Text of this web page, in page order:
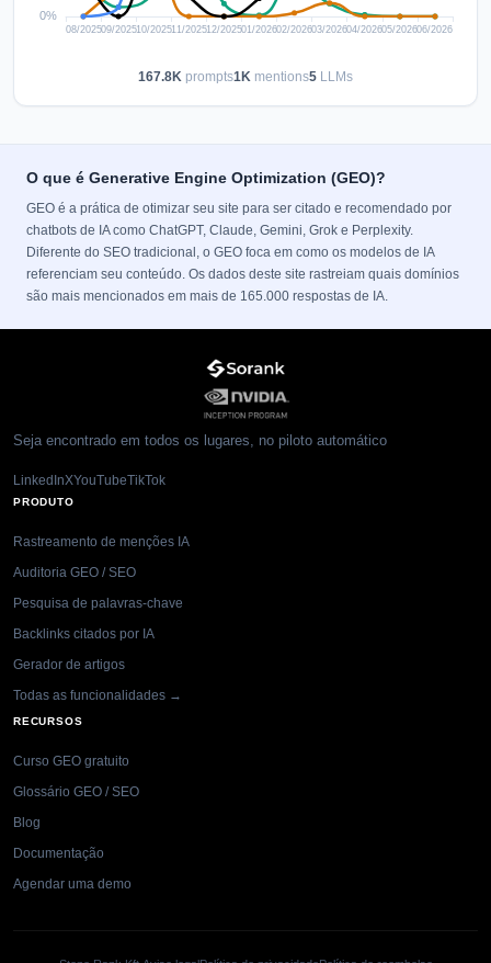
167.8K prompts1K mentions5 LLMs
O que é Generative Engine Optimization (GEO)?
GEO é a prática de otimizar seu site para ser citado e recomendado por
chatbots de IA como ChatGPT, Claude, Gemini, Grok e Perplexity.
Diferente do SEO tradicional, o GEO foca em como os modelos de IA
referenciam seu conteúdo. Os dados deste site rastreiam quais domínios
são mais mencionados em mais de 165.000 respostas de IA.
Seja encontrado em todos os lugares, no piloto automático
LinkedInXYouTubeTikTok
PRODUTO
Rastreamento de menções IA
Auditoria GEO / SEO
Pesquisa de palavras-chave
Backlinks citados por IA
Gerador de artigos
Todas as funcionalidades →
RECURSOS
Curso GEO gratuito
Glossário GEO / SEO
Blog
Documentação
Agendar uma demo